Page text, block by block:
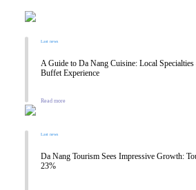
Last news
A Guide to Da Nang Cuisine: Local Specialties
Buffet Experience
Read more
Last news
Da Nang Tourism Sees Impressive Growth:
23%